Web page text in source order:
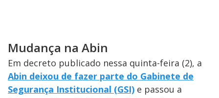
Mudança na Abin
Em decreto publicado nessa quinta-feira (2), a
Abin deixou de fazer parte do Gabinete de
Segurança Institucional (GSI) e passou a